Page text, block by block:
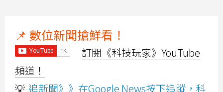
📌 數位新聞搶鮮看！
訂閱《科技玩家》YouTube
頻道！
💡 追新聞》》在Google News按下追蹤，科